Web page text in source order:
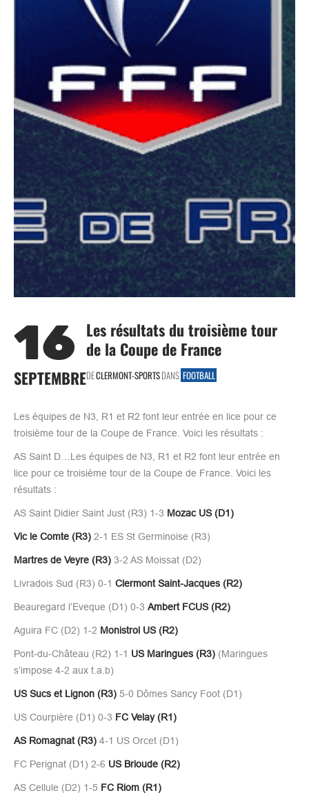
16
SEPTEMBRE
Les résultats du troisième tour
de la Coupe de France
DECLERMONT-SPORTSDANS FOOTBALL
Les équipes de N3, R1 et R2 font leur entrée en lice pour ce
troisième tour de la Coupe de France. Voici les résultats :
AS Saint D…Les équipes de N3, R1 et R2 font leur entrée en
lice pour ce troisième tour de la Coupe de France. Voici les
résultats :
AS Saint Didier Saint Just (R3) 1-3 Mozac US (D1)
Vic le Comte (R3) 2-1 ES St Germinoise (R3)
Martres de Veyre (R3) 3-2 AS Moissat (D2)
Livradois Sud (R3) 0-1 Clermont Saint-Jacques (R2)
Beauregard l’Eveque (D1) 0-3 Ambert FCUS (R2)
Aguira FC (D2) 1-2 Monistrol US (R2)
Pont-du-Château (R2) 1-1 US Maringues (R3) (Maringues
s’impose 4-2 aux t.a.b)
US Sucs et Lignon (R3) 5-0 Dômes Sancy Foot (D1)
US Courpière (D1) 0-3 FC Velay (R1)
AS Romagnat (R3) 4-1 US Orcet (D1)
FC Perignat (D1) 2-6 US Brioude (R2)
AS Cellule (D2) 1-5 FC Riom (R1)